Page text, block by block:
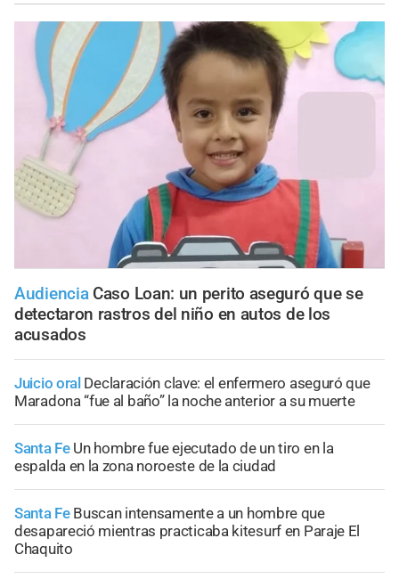
Audiencia Caso Loan: un perito aseguró que se
detectaron rastros del niño en autos de los
acusados
Juicio oral Declaración clave: el enfermero aseguró que
Maradona “fue al baño” la noche anterior a su muerte
Santa Fe Un hombre fue ejecutado de un tiro en la
espalda en la zona noroeste de la ciudad
Santa Fe Buscan intensamente a un hombre que
desapareció mientras practicaba kitesurf en Paraje El
Chaquito